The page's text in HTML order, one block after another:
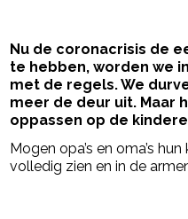
Nu de coronacrisis de
te hebben, worden we
met de regels. We
meer de deur uit. Maar
oppassen op de
Mogen opa’s en oma’s
volledig zien en in de